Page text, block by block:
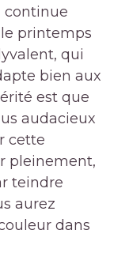
continue
printemps
qui
bien aux
est que
audacieux
cette
pleinement,
teindre
aurez
dans